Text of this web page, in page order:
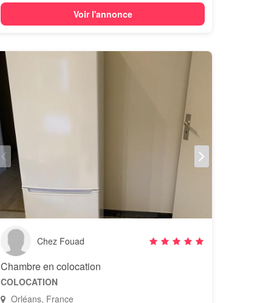
Voir l'annonce
Chez Fouad
Chambre en colocation
COLOCATION
Orléans, France